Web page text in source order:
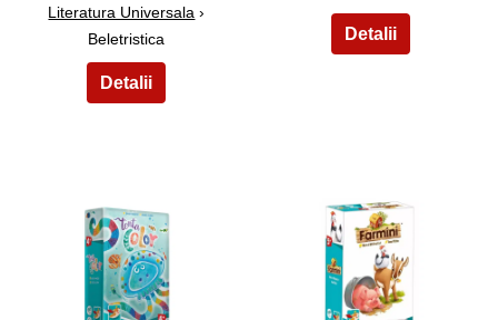
Literatura Universala ›
Beletristica
17 18